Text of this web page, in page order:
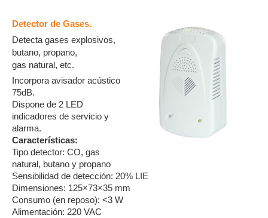
Detector de Gases.
Detecta gases explosivos,
butano, propano,
gas natural, etc.
Incorpora avisador acústico
75dB.
Dispone de 2 LED
indicadores de servicio y
alarma.
Características:
Tipo detector: CO, gas
natural, butano y propano
Sensibilidad de detección: 20% LIE
Dimensiones: 125×73×35 mm
Consumo (en reposo): <3 W
Alimentación: 220 VAC